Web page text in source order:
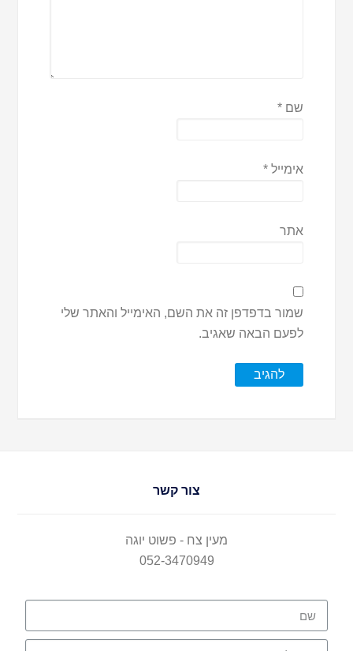
שם*
אימייל*
אתר
שמור בדפדפן זה את השם, האימייל והאתר שלי
לפעם הבאה שאגיב.
צור קשר
מעין צח - פשוט יוגה
052-3470949